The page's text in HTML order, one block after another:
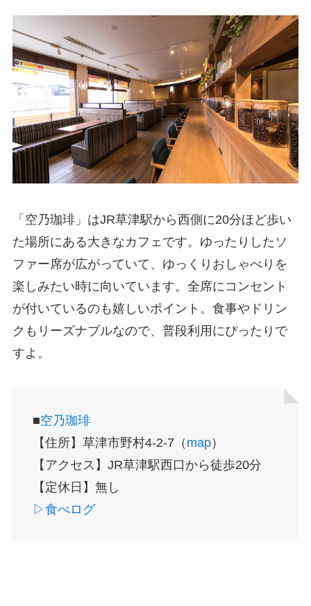
「空乃珈琲」はJR草津駅から西側に20分ほど歩い
た場所にある大きなカフェです。ゆったりしたソ
ファー席が広がっていて、ゆっくりおしゃべりを
楽しみたい時に向いています。全席にコンセント
が付いているのも嬉しいポイント。食事やドリン
クもリーズナブルなので、普段利用にぴったりで
すよ。
■空乃珈琲
【住所】草津市野村4-2-7（ map）
【アクセス】JR草津駅西口から徒歩20分
【定休日】無し
▷食べログ